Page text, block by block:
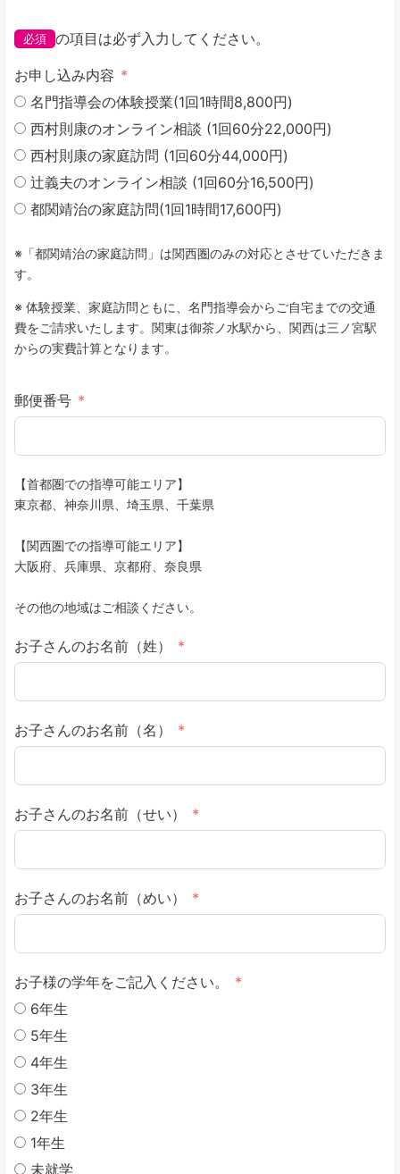
必須 の項目は必ず入力してください。
お申し込み内容
名門指導会の体験授業(1回1時間8,800円)
西村則康のオンライン相談 (1回60分22,000円)
西村則康の家庭訪問 (1回60分44,000円)
辻義夫のオンライン相談 (1回60分16,500円)
都関靖治の家庭訪問(1回1時間17,600円)
※「都関靖治の家庭訪問」は関西圏のみの対応とさせていただきま
す。
※ 体験授業、家庭訪問ともに、名門指導会からご自宅までの交通
費をご請求いたします。関東は御茶ノ水駅から、関西は三ノ宮駅
からの実費計算となります。
郵便番号
【首都圏での指導可能エリア】
東京都、神奈川県、埼玉県、千葉県
【関西圏での指導可能エリア】
大阪府、兵庫県、京都府、奈良県
その他の地域はご相談ください。
お子さんのお名前（姓）
お子さんのお名前（名）
お子さんのお名前（せい）
お子さんのお名前（めい）
お子様の学年をご記入ください。
6年生
5年生
4年生
3年生
2年生
1年生
未就学